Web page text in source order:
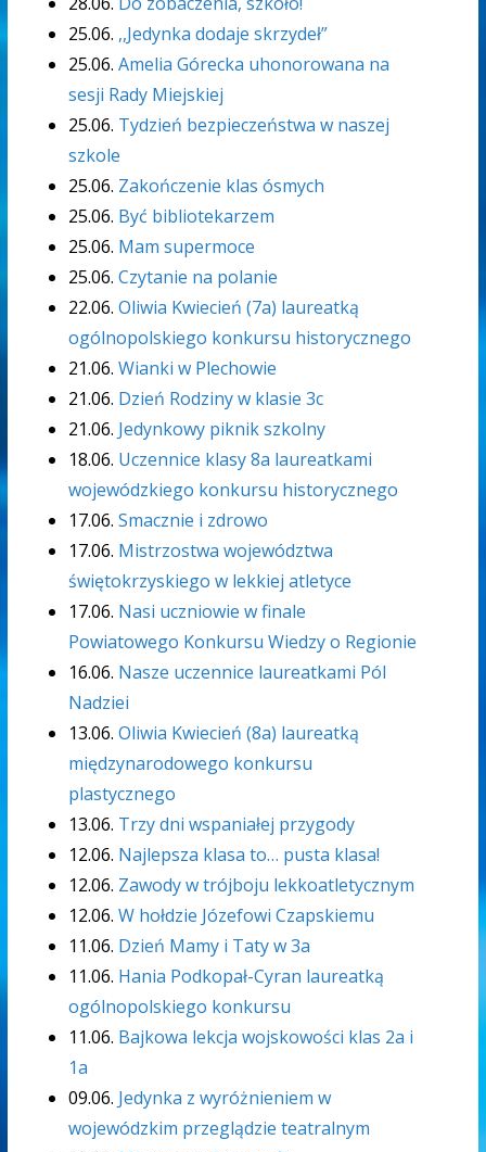
25.06. ,,Jedynka dodaje skrzydeł”
25.06. Amelia Górecka uhonorowana na
sesji Rady Miejskiej
25.06. Tydzień bezpieczeństwa w naszej
szkole
25.06. Zakończenie klas ósmych
25.06. Być bibliotekarzem
25.06. Mam supermoce
25.06. Czytanie na polanie
22.06. Oliwia Kwiecień (7a) laureatką
ogólnopolskiego konkursu historycznego
21.06. Wianki w Plechowie
21.06. Dzień Rodziny w klasie 3c
21.06. Jedynkowy piknik szkolny
18.06. Uczennice klasy 8a laureatkami
wojewódzkiego konkursu historycznego
17.06. Smacznie i zdrowo
17.06. Mistrzostwa województwa
świętokrzyskiego w lekkiej atletyce
17.06. Nasi uczniowie w finale
Powiatowego Konkursu Wiedzy o Regionie
16.06. Nasze uczennice laureatkami Pól
Nadziei
13.06. Oliwia Kwiecień (8a) laureatką
międzynarodowego konkursu
plastycznego
13.06. Trzy dni wspaniałej przygody
12.06. Najlepsza klasa to… pusta klasa!
12.06. Zawody w trójboju lekkoatletycznym
12.06. W hołdzie Józefowi Czapskiemu
11.06. Dzień Mamy i Taty w 3a
11.06. Hania Podkopał-Cyran laureatką
ogólnopolskiego konkursu
11.06. Bajkowa lekcja wojskowości klas 2a i
1a
09.06. Jedynka z wyróżnieniem w
wojewódzkim przeglądzie teatralnym